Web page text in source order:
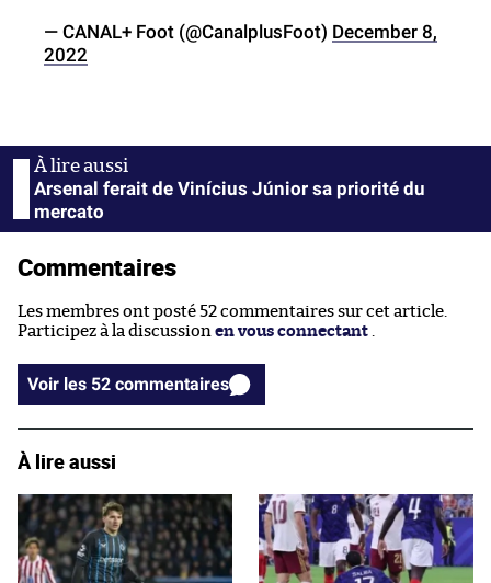
— CANAL+ Foot (@CanalplusFoot) December 8,
2022
Arsenal ferait de Vinícius Júnior sa priorité du
mercato
Commentaires
Les membres ont posté 52 commentaires sur cet article.
Participez à la discussion en vous connectant .
Voir les 52 commentaires
À lire aussi